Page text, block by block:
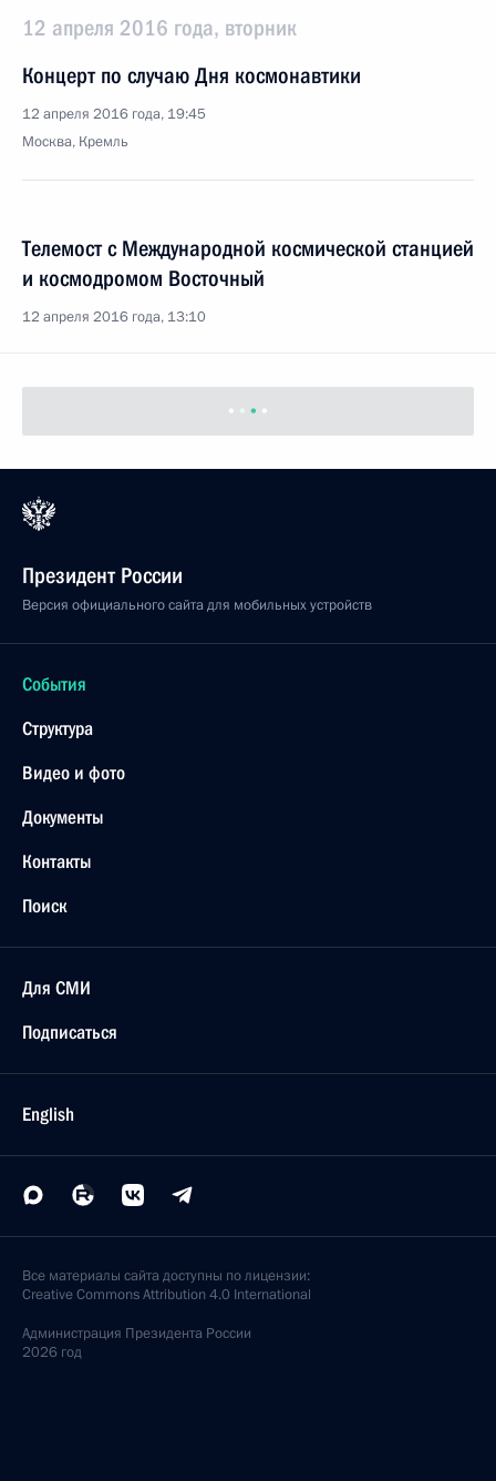
12 апреля 2016 года, вторник
Концерт по случаю Дня космонавтики
12 апреля 2016 года, 19:45
Москва, Кремль
Телемост с Международной космической станцией
и космодромом Восточный
12 апреля 2016 года, 13:10
Президент России
Версия официального сайта для мобильных устройств
События
Структура
Видео и фото
Документы
Контакты
Поиск
Для СМИ
Подписаться
English
Все материалы сайта доступны по лицензии:
Creative Commons Attribution 4.0 International
Администрация Президента России
2026 год